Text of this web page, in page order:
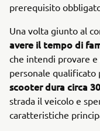
prerequisito
Una volta giunto al
avere il tempo di
che intendi provare
personale qualificato
scooter dura circa
strada il veicolo e
caratteristiche